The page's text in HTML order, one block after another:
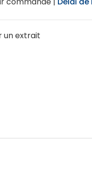
un extrait